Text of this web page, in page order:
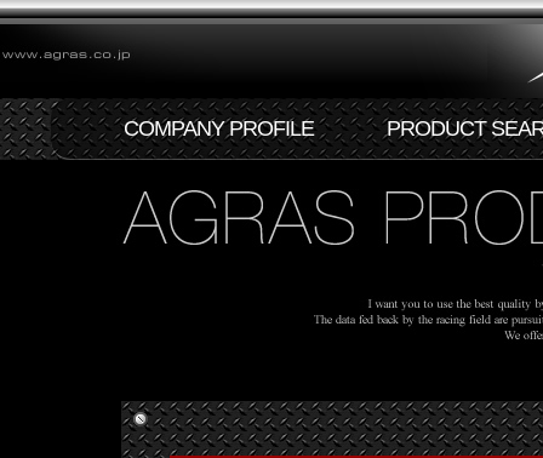
COMPANY PROFILE PRODUCT